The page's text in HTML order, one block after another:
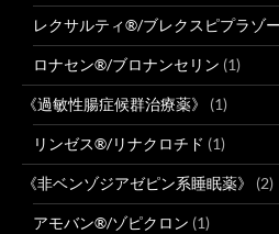
レクサルティ®/ブレクスピプラゾ
ロナセン®/ブロナンセリン (1)
《過敏性腸症候群治療薬》 (1)
リンゼス®/リナクロチド (1)
《非ベンゾジアゼピン系睡眠薬》 (2)
アモバン®/ゾピクロン (1)